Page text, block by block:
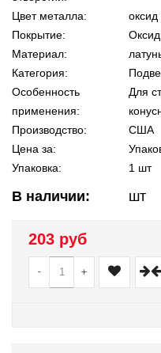
Цвет металла:
Покрытие:
Материал:
Категория:
Особенность
применения:
Для
Производство:
США
Цена за:
Упаковка:
1 шт
В наличии: шт
203 руб
- +